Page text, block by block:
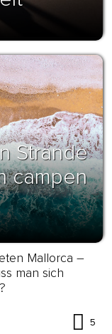
Strände
campen
Mallorca –
man sich
5